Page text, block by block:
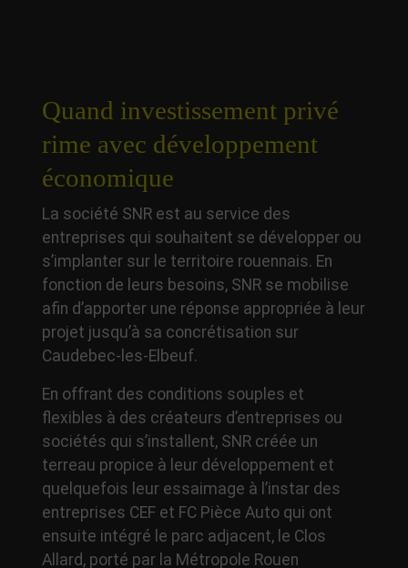
Quand investissement privé
rime avec développement
économique
La société SNR est au service des
entreprises qui souhaitent se développer ou
s’implanter sur le territoire rouennais. En
fonction de leurs besoins, SNR se mobilise
afin d’apporter une réponse appropriée à leur
projet jusqu’à sa concrétisation sur
Caudebec-les-Elbeuf.
En offrant des conditions souples et
flexibles à des créateurs d’entreprises ou
sociétés qui s’installent, SNR créée un
terreau propice à leur développement et
quelquefois leur essaimage à l’instar des
entreprises CEF et FC Pièce Auto qui ont
ensuite intégré le parc adjacent, le Clos
Allard, porté par la Métropole Rouen